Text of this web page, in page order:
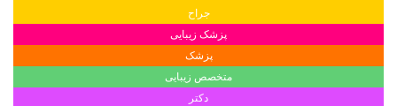
جراح
پزشک زیبایی
پزشک
متخصص زیبایی
دکتر